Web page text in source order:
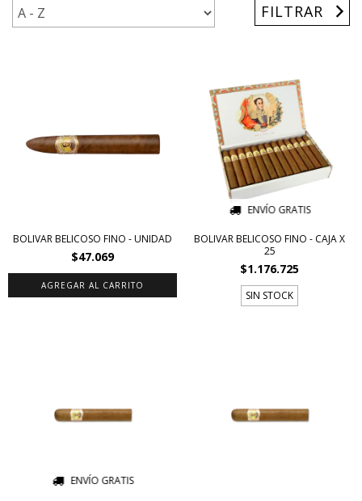
FILTRAR
BOLIVAR BELICOSO FINO - UNIDAD
$47.069
ENVÍO GRATIS
BOLIVAR BELICOSO FINO - CAJA X
25
$1.176.725
SIN STOCK
ENVÍO GRATIS